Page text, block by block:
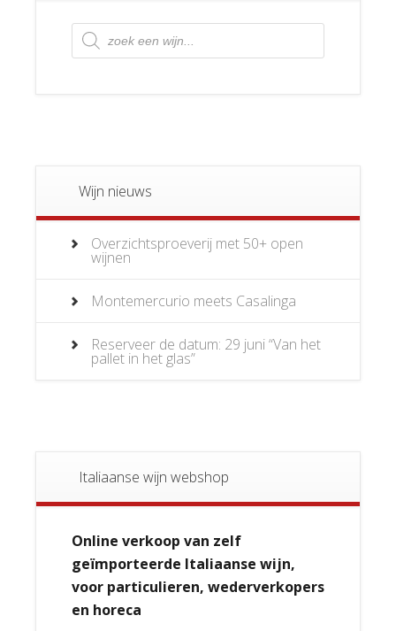
Producten
zoeken
Wijn nieuws
Overzichtsproeverij met 50+ open
wijnen
Montemercurio meets Casalinga
Reserveer de datum: 29 juni “Van het
pallet in het glas”
Italiaanse wijn webshop
Online verkoop van zelf
geïmporteerde Italiaanse wijn,
voor particulieren, wederverkopers
en horeca